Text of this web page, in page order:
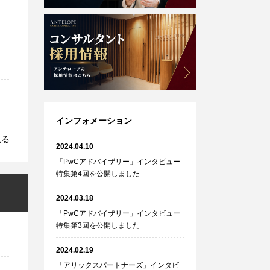
インフォメーション
2024.04.10
「PwCアドバイザリー」インタビュー
特集第4回を公開しました
2024.03.18
「PwCアドバイザリー」インタビュー
特集第3回を公開しました
2024.02.19
「アリックスパートナーズ」インタビ